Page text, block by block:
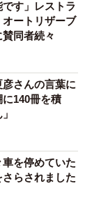
です」レストラ
ートリザーブ
同者続々
彦さんの言葉に
140冊を積
を停めていた
らされました